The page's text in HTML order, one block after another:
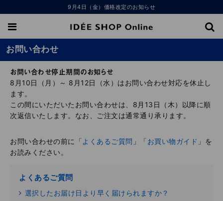
9月4日（金）価格改定のお知らせ
お問い合わせ
お問い合わせ停止期間のお知らせ
8月10日（月）～ 8月12日（水）はお問い合わせ対応を休止し
ます。
この間にいただいたお問い合わせは、8月13日（木）以降に順
次返信いたします。なお、ご注文は通常通り承ります。
お問い合わせの前に「よくあるご質問 」「お買い物ガイド 」を
お読みください。
よくあるご質問
選択したお届け日より早く届けられますか？